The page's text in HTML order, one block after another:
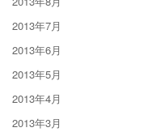
2013年7月
2013年6月
2013年5月
2013年4月
2013年3月